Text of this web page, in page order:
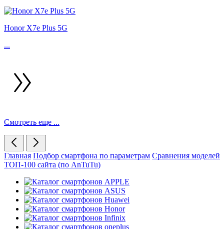
Honor X7e Plus 5G
...
Смотреть еще ...
Главная Подбор смартфона по параметрам Сравнения моделей
ТОП-100 сайта (по AnTuTu)